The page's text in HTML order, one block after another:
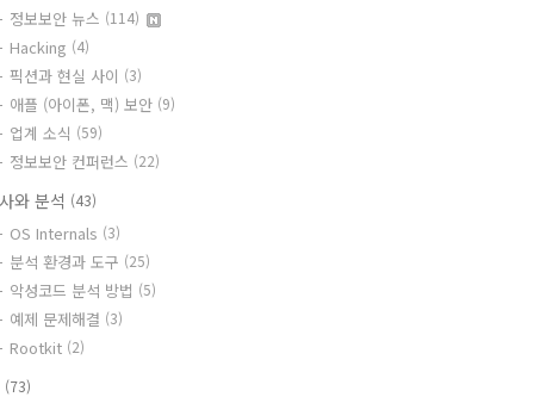
정보보안 뉴스 (114)
Hacking (4)
픽션과 현실 사이 (3)
애플 (아이폰, 맥) 보안 (9)
업계 소식 (59)
정보보안 컨퍼런스 (22)
와 분석 (43)
OS Internals (3)
분석 환경과 도구 (25)
악성코드 분석 방법 (5)
예제 문제해결 (3)
Rootkit (2)
(73)